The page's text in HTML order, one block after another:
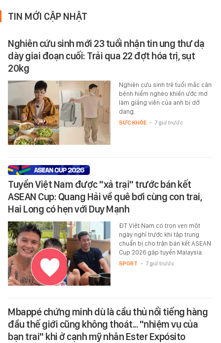
TIN MỚI CẬP NHẬT
Nghiên cứu sinh mới 23 tuổi nhận tin ung thư dạ
dày giai đoạn cuối: Trải qua 22 đợt hóa trị, sụt
20kg
Nghiên cứu sinh trẻ tuổi mắc căn
bệnh hiểm nghèo khiến ước mơ
làm giảng viên của anh bị dở
dang.
SỨC KHỎE - 7 giờ trước
Tuyển Việt Nam được "xả trại" trước bán kết
ASEAN Cup: Quang Hải về quê bơi cùng con trai,
Hai Long có hẹn với Duy Mạnh
ĐT Việt Nam có trọn vẹn một
ngày nghỉ trước khi tập trung
chuẩn bị cho trận bán kết ASEAN
Cup 2026 gặp tuyển Malaysia.
SPORT - 7 giờ trước
Mbappé chứng minh dù là cầu thủ nổi tiếng hàng
đầu thế giới cũng không thoát... "nhiệm vụ của
bạn trai" khi ở cạnh mỹ nhân Ester Expósito